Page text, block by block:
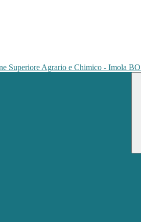
Superiore Agrario e Chimico - Imola BO